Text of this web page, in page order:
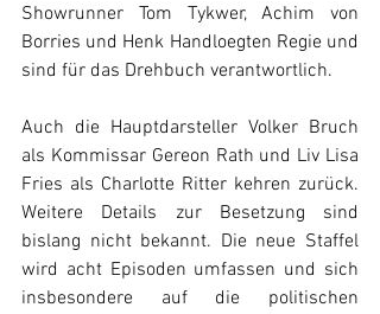
Showrunner Tom Tykwer, Achim von
Borries und Henk Handloegten Regie und
sind für das Drehbuch verantwortlich.
Auch die Hauptdarsteller Volker Bruch
als Kommissar Gereon Rath und Liv Lisa
Fries als Charlotte Ritter kehren zurück.
Weitere Details zur Besetzung sind
bislang nicht bekannt. Die neue Staffel
wird acht Episoden umfassen und sich
insbesondere auf die politischen